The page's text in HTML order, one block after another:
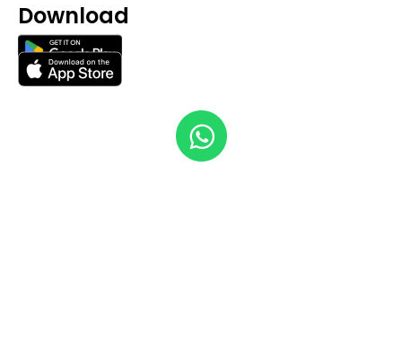
Download​